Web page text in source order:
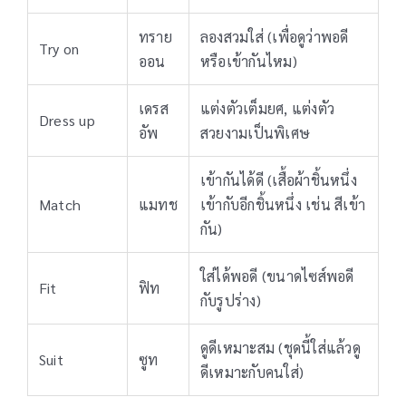
Try on
ทราย
ออน
ลองสวมใส่ (เพื่อดูว่าพอดี
หรือเข้ากันไหม)
Dress up
เดรส
อัพ
แต่งตัวเต็มยศ, แต่งตัว
สวยงามเป็นพิเศษ
Match แมทช
เข้ากันได้ดี (เสื้อผ้าชิ้นหนึ่ง
เข้ากับอีกชิ้นหนึ่ง เช่น สีเข้า
กัน)
Fit ฟิท
ใส่ได้พอดี (ขนาดไซส์พอดี
กับรูปร่าง)
Suit ซูท
ดูดีเหมาะสม (ชุดนี้ใส่แล้วดู
ดีเหมาะกับคนใส่)